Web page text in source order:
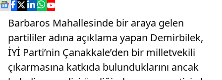
Barbaros Mahallesinde bir araya gelen
partililer adına açıklama yapan Demirbilek,
İYİ Parti’nin Çanakkale’den bir milletvekili
çıkarmasına katkıda bulunduklarını ancak